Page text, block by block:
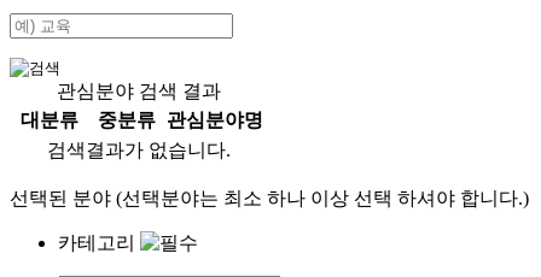
관심분야 검색 결과
대분류
중분류
관심분야명
검색결과가 없습니다.
선택된 분야 (선택분야는 최소 하나 이상 선택 하셔야 합니다.)
카테고리